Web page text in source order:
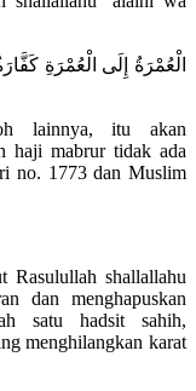
الْعُمْرَةُ إِلَى الْعُمْرَةِ
lainnya, itu akan
haji mabrur tidak ada
no. 1773 dan Muslim
Rasulullah shallallahu
dan menghapuskan
satu hadsit sahih,
menghilangkan karat